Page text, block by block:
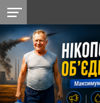
НІКОПОЛЬ
РАЙОН
СІЧЕСЛАВСЬКА
УКРАЇНА
РЕТРО
НІКОПОЛЬ
ЛАЙТ
УКРАЇНА
ДОПОМОГА
РАДІО